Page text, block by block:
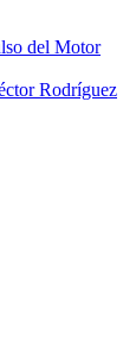
del Motor
Rodríguez